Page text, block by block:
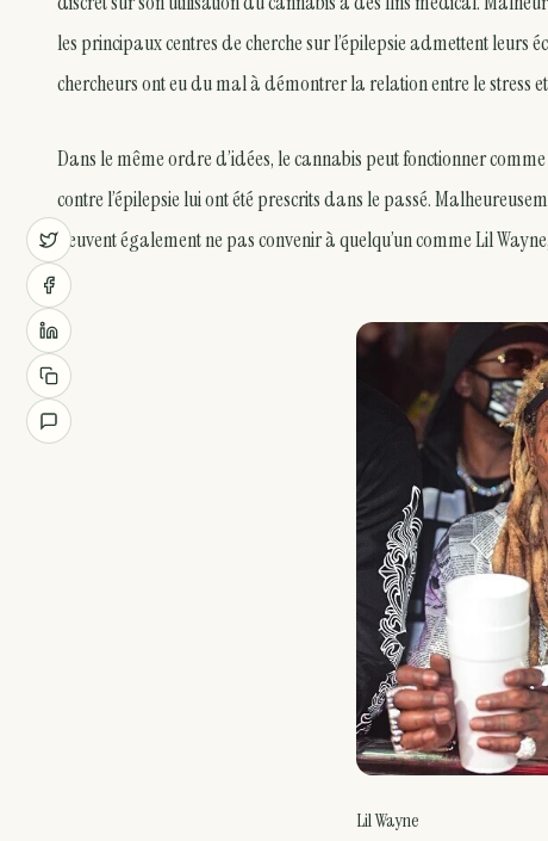
les principaux centres de cherche sur l’épilepsie admettent leurs
chercheurs ont eu du mal à démontrer la relation entre le stress et
Dans le même ordre d’idées, le cannabis peut fonctionner
contre l’épilepsie lui ont été prescrits dans le passé.
peuvent également ne pas convenir à quelqu’un comme Lil
Lil Wayne